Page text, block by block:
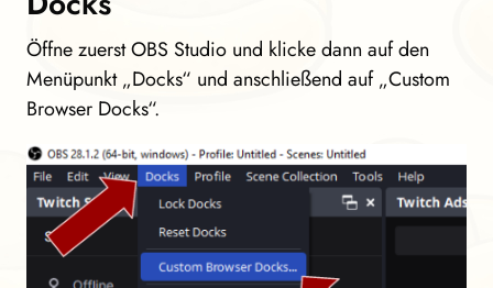
Öffne zuerst OBS Studio und klicke dann auf den
Menüpunkt „Docks“ und anschließend auf „Custom
Browser Docks“.